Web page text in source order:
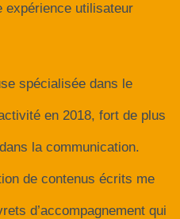
expérience utilisateur
spécialisée dans le
en 2018, fort de plus
la communication.
de contenus écrits me
d’accompagnement qui